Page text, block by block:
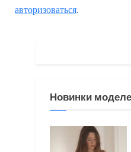
и
авторизоваться.
Новинки